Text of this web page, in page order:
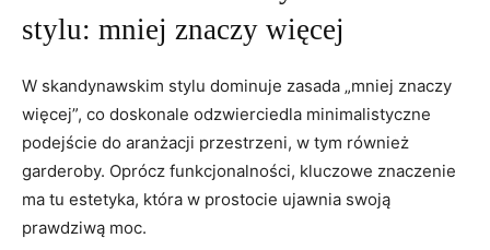
stylu: mniej znaczy więcej
W skandynawskim stylu dominuje zasada „mniej znaczy
więcej”, co doskonale odzwierciedla minimalistyczne
podejście do aranżacji przestrzeni, w tym również
garderoby. Oprócz funkcjonalności, kluczowe znaczenie
ma tu estetyka, która w prostocie ujawnia swoją
prawdziwą moc.